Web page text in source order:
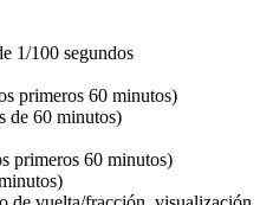
1/100 segundos
primeros 60 minutos)
de 60 minutos)
primeros 60 minutos)